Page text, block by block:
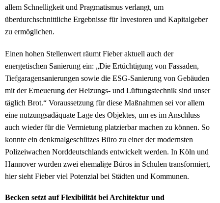
allem Schnelligkeit und Pragmatismus verlangt, um
überdurchschnittliche Ergebnisse für Investoren und Kapitalgeber
zu ermöglichen.
Einen hohen Stellenwert räumt Fieber aktuell auch der
energetischen Sanierung ein: „Die Ertüchtigung von Fassaden,
Tiefgaragensanierungen sowie die ESG-Sanierung von Gebäuden
mit der Erneuerung der Heizungs- und Lüftungstechnik sind unser
täglich Brot.“ Voraussetzung für diese Maßnahmen sei vor allem
eine nutzungsadäquate Lage des Objektes, um es im Anschluss
auch wieder für die Vermietung platzierbar machen zu können. So
konnte ein denkmalgeschützes Büro zu einer der modernsten
Polizeiwachen Norddeutschlands entwickelt werden. In Köln und
Hannover wurden zwei ehemalige Büros in Schulen transformiert,
hier sieht Fieber viel Potenzial bei Städten und Kommunen.
Becken setzt auf Flexibilität bei Architektur und